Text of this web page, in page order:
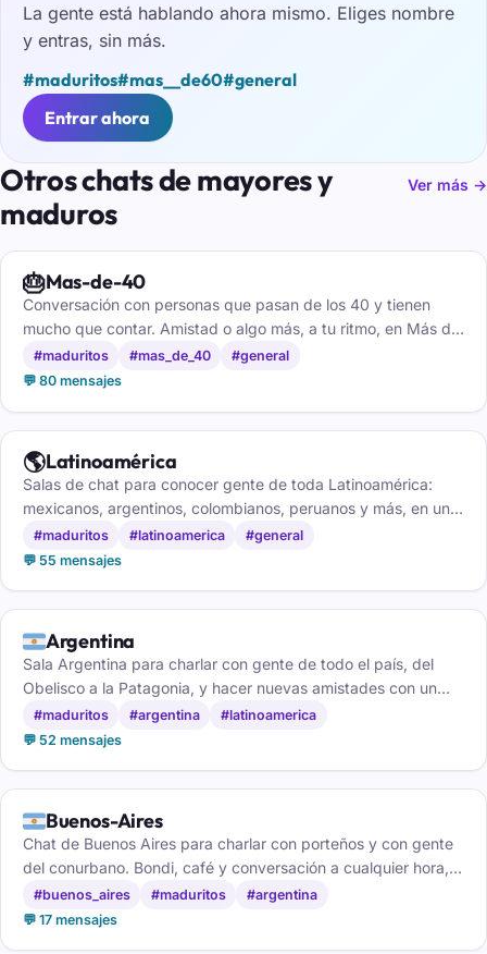
La gente está hablando ahora mismo. Eliges nombre
y entras, sin más.
#maduritos#mas__de60#general
Entrar ahora
Otros chats de mayores y
maduros
Ver más →
🎂Mas-de-40
Conversación con personas que pasan de los 40 y tienen
mucho que contar. Amistad o algo más, a tu ritmo, en Más de
40.
#maduritos #mas_de_40
#general
💬 80 mensajes
🌎Latinoamérica
Salas de chat para conocer gente de toda Latinoamérica:
mexicanos, argentinos, colombianos, peruanos y más, en un
mismo espacio de habla hispana.
#maduritos #latinoamerica
#general
💬 55 mensajes
🇦🇷Argentina
Sala Argentina para charlar con gente de todo el país, del
Obelisco a la Patagonia, y hacer nuevas amistades con un
buen mate de por medio.
#maduritos #argentina
#latinoamerica
💬 52 mensajes
🇦🇷Buenos-Aires
Chat de Buenos Aires para charlar con porteños y con gente
del conurbano. Bondi, café y conversación a cualquier hora,
gratis y sin registro.
#buenos_aires #maduritos
#argentina
💬 17 mensajes